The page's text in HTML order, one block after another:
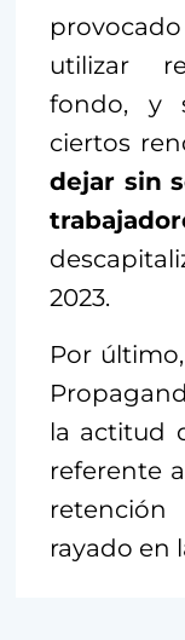
utilizar
fondo, y
ciertos
dejar sin
2023.
Por
la actitud
referente
rayado en